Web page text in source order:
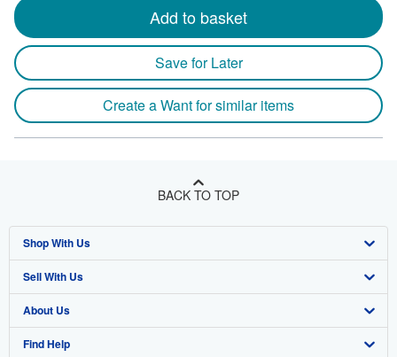
Add to basket
Save for Later
Create a Want for similar items
BACK TO TOP
Shop With Us
Advanced Search
Browse Collections
My Account
Sell With Us
Start Selling
Join Our Affiliate Program
About Us
About AbeBooks
Find Help